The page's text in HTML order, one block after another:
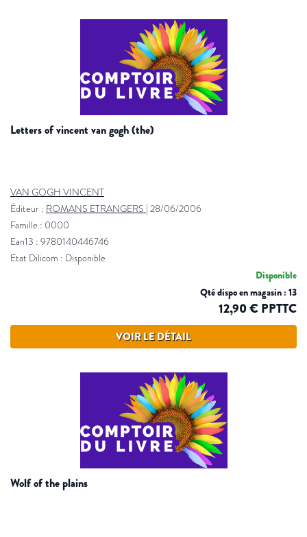
letters of vincent van gogh (the)
VAN GOGH VINCENT
Éditeur : ROMANS ETRANGERS | 28/06/2006
Famille : 0000
Ean13 : 9780140446746
Etat Dilicom : Disponible
Disponible
Qté dispo en magasin : 13
12,90 € PPTTC
VOIR LE DÉTAIL
wolf of the plains